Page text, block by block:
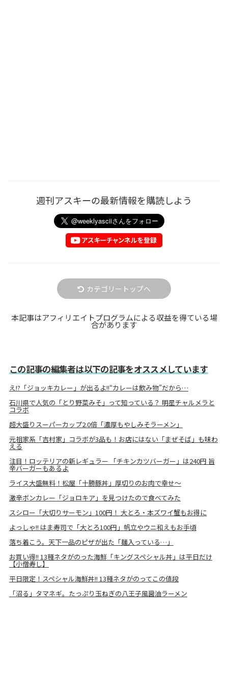
週刊アスキーの最新情報を購読しよう
カテゴリートップへ
本記事はアフィリエイトプログラムによる収益を得ている場
合があります
この記事の編集者は以下の記事をオススメしています
え!?「ジョッキカレー」が出るよ!!“カレーは飲み物”だから…
石川県で人気の「とり野菜みそ」って知っている？ 明星チャルメラと
コラボ
超大盛りスーパーカップ2.0倍「濃厚もやしみそラーメン」
元祖家系「吉村家」コラボが3品も！お店にはない「まぜそば」も味わ
える
注目！ロッテリアの新レギュラー 「チキンカツバーガー」は240円 旨
辛バーガーもあるよ
ライス大盛無料！松屋「十勝豚丼」厚切りのお肉で幸せ～
激辛ボンカレー「ジョロキア」を見つけたので食べてみた
スシロー「大切りサーモン」100円！ 大とろ・本ズワイ蟹もお得に
よっしゃ!! はま寿司で「大とろ100円」帆立やウニ和えもお手頃
落ち着こう。天下一品のピザが出た「麺入っている…」
お買い得!! 13種ネタがのった海鮮「キングスペシャル丼」は平日だけ
【小僧寿し】
平日限定！スペシャル海鮮丼!! 13種ネタがのってこの値段
「沼る」タマネギ。たっぷり玉ねぎの八王子風醤油ラーメン